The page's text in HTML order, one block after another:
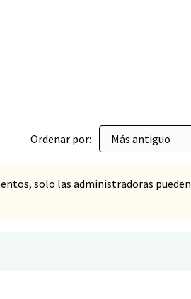
Ordenar por:
solo las administradoras pueden